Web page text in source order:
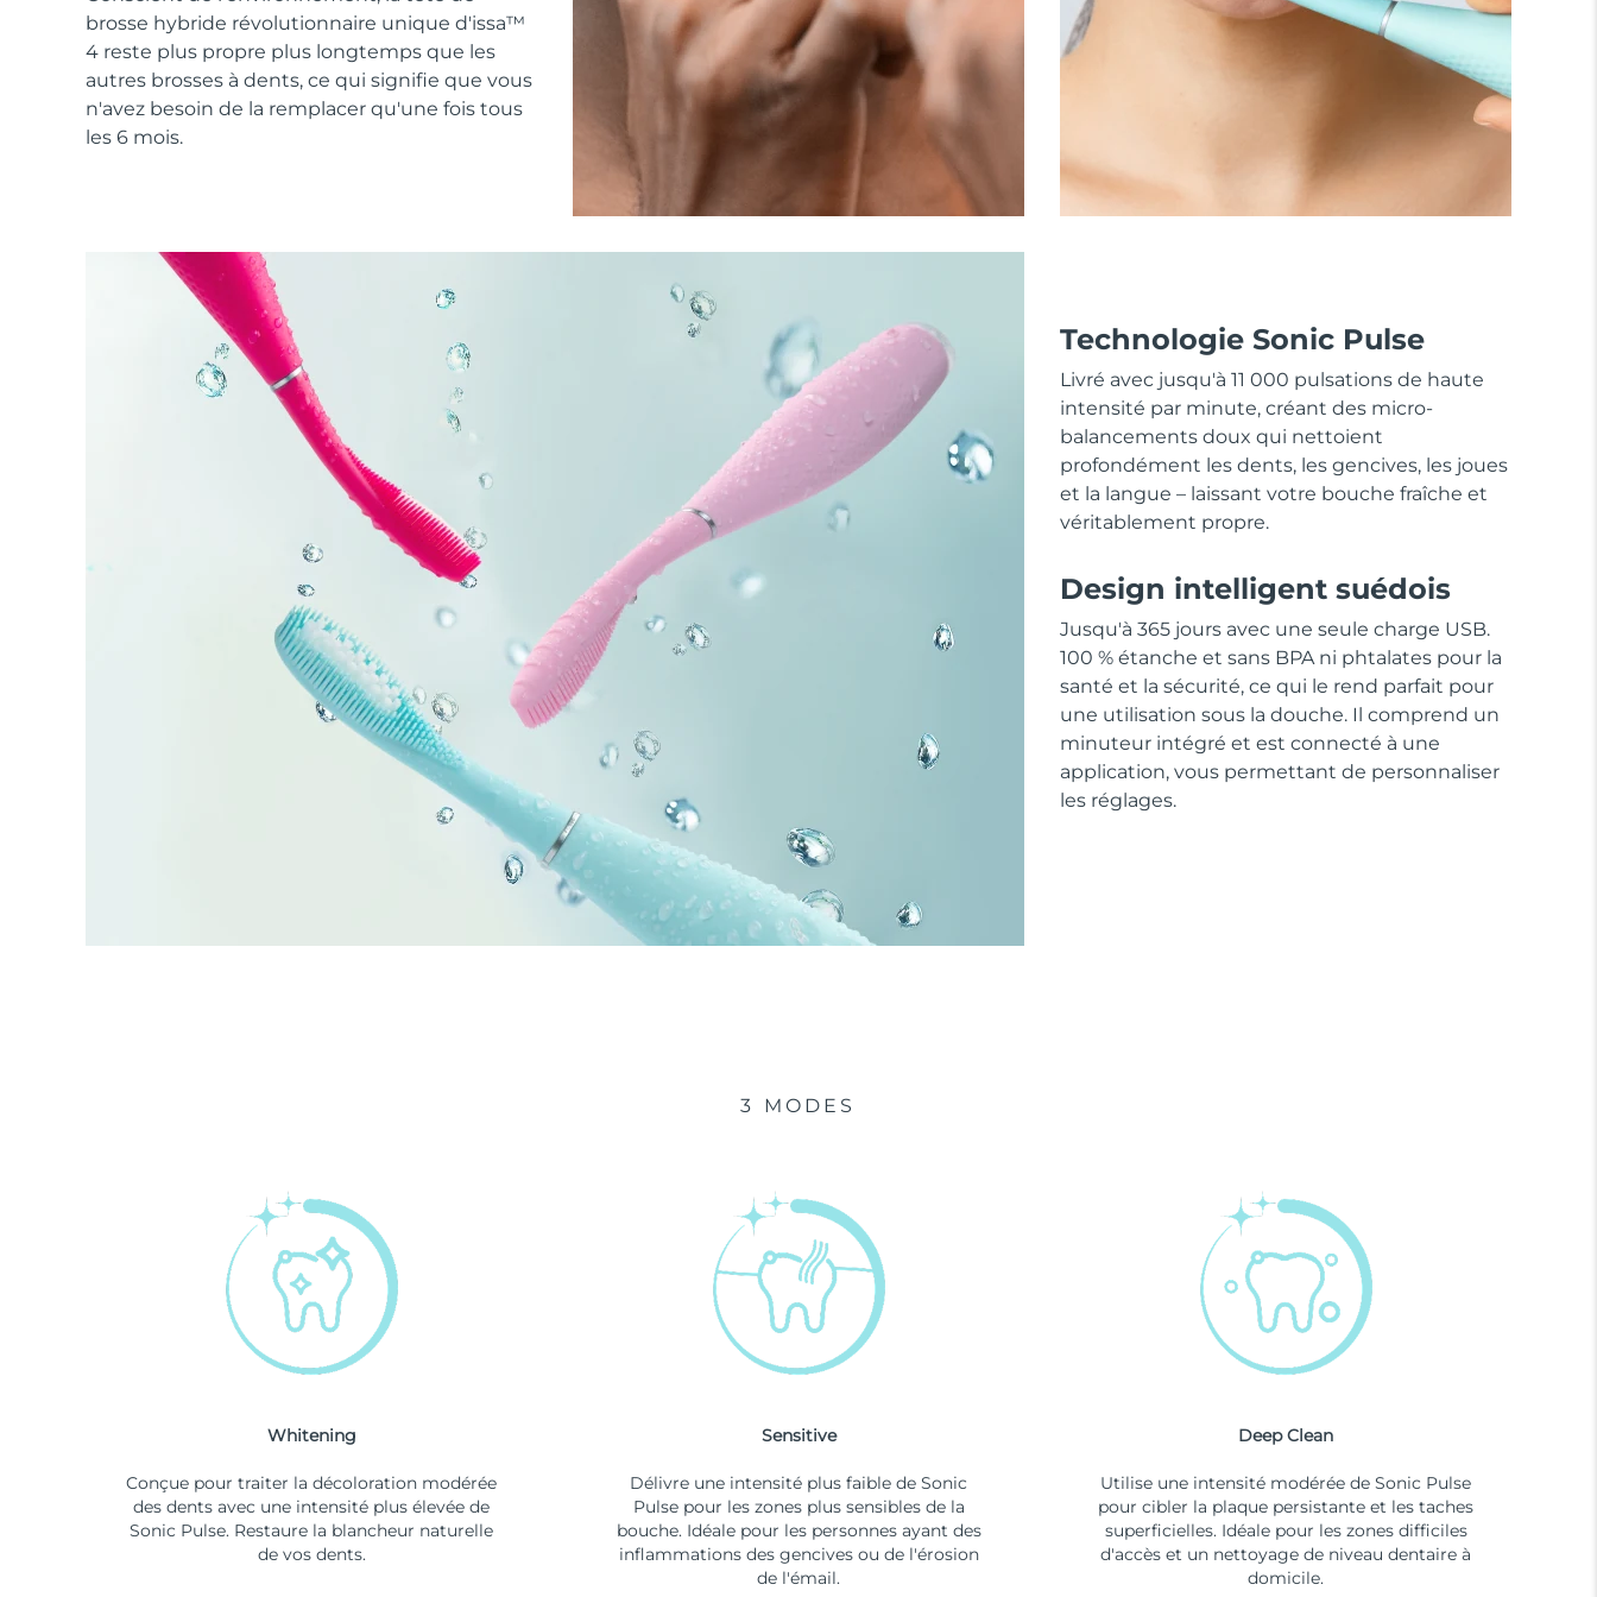
brosse hybride révolutionnaire unique d'issa™
4 reste plus propre plus longtemps que les
autres brosses à dents, ce qui signifie que vous
n'avez besoin de la remplacer qu'une fois tous
les 6 mois.
Technologie Sonic Pulse
Livré avec jusqu'à 11 000 pulsations de haute
intensité par minute, créant des micro-
balancements doux qui nettoient
profondément les dents, les gencives, les joues
et la langue – laissant votre bouche fraîche et
véritablement propre.
Design intelligent suédois
Jusqu'à 365 jours avec une seule charge USB.
100 % étanche et sans BPA ni phtalates pour la
santé et la sécurité, ce qui le rend parfait pour
une utilisation sous la douche. Il comprend un
minuteur intégré et est connecté à une
application, vous permettant de personnaliser
les réglages.
3 MODES
Whitening
Conçue pour traiter la décoloration modérée
des dents avec une intensité plus élevée de
Sonic Pulse. Restaure la blancheur naturelle
de vos dents.
Sensitive
Délivre une intensité plus faible de Sonic
Pulse pour les zones plus sensibles de la
bouche. Idéale pour les personnes ayant des
inflammations des gencives ou de l'érosion
de l'émail.
Deep Clean
Utilise une intensité modérée de Sonic Pulse
pour cibler la plaque persistante et les taches
superficielles. Idéale pour les zones difficiles
d'accès et un nettoyage de niveau dentaire à
domicile.
All revitalizing eye massagers
Soins de la peau KIWI™
Advanced pore care essentials
Serum
For healthy hair
issa™ Teeth Whitening Gel
18% PAP
Cosmétiques Hommes